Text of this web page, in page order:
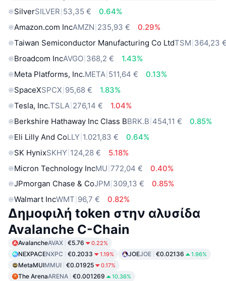
SilverSILVER 53,35 €
0.64%
Amazon.com IncAMZN 235,93 €
0.29%
Taiwan Semiconductor Manufacturing Co LtdTSM 364,23
Broadcom IncAVGO 368,2 €
1.43%
Meta Platforms, Inc.META 511,64 €
0.13%
SpaceXSPCX 95,68 €
1.83%
Tesla, Inc.TSLA 276,14 €
1.04%
Berkshire Hathaway Inc Class BBRK.B 454,11 €
0.85%
Eli Lilly And CoLLY 1.021,83 €
0.64%
SK HynixSKHY 124,28 €
5.18%
Micron Technology IncMU 772,04 €
0.40%
JPmorgan Chase & CoJPM 309,13 €
0.85%
Walmart IncWMT 96,7 € 0.82%
Δημοφιλή token στην αλυσίδα
Avalanche C-Chain
AvalancheAVAX €5.76 0.22%
NEXPACENXPC €0.2033 1.19% JOEJOE €0.02136 1.96%
MetaMUIMMUI €0.01925 0.17%
The ArenaARENA €0.001269 10.36%